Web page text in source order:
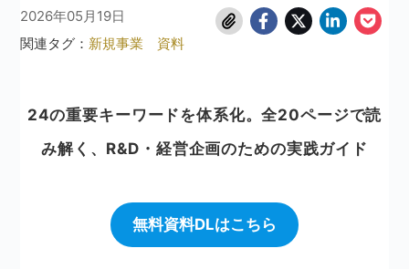
2026年05月19日
関連タグ： 新規事業 資料
24の重要キーワードを体系化。全20ページで読
み解く、R&D・経営企画のための実践ガイド
無料資料DLはこちら